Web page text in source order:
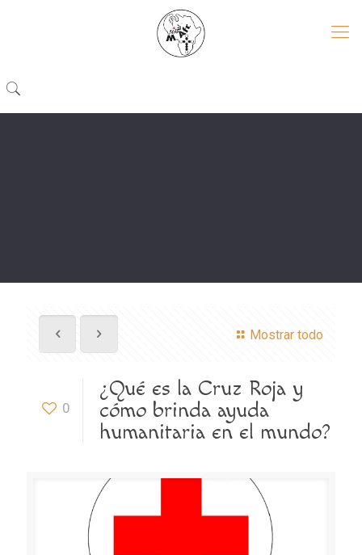
Mostrar todo
0
¿Qué es la Cruz Roja y
cómo brinda ayuda
humanitaria en el mundo?